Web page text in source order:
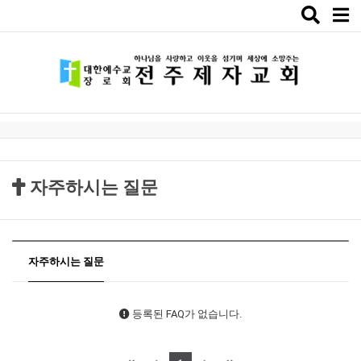
Toggle
자주하시는 질문
자주하시는 질문
등록된 FAQ가 없습니다.